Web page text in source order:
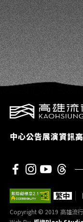
中心公告展演資訊
Copyright © 2019 高雄流
繁中